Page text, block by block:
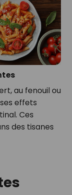
au fenouil ou
effets
Ces
des tisanes